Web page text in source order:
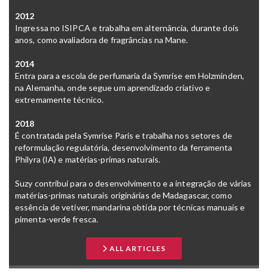
2012
Ingressa no ISIPCA e trabalha em alternância, durante dois
anos, como avaliadora de fragrâncias na Mane.
2014
Entra para a escola de perfumaria da Symrise em Holzminden,
na Alemanha, onde segue um aprendizado criativo e
extremamente técnico.
2018
É contratada pela Symrise Paris e trabalha nos setores de
reformulação regulatória, desenvolvimento da ferramenta
Philyra (IA) e matérias-primas naturais.
Suzy contribui para o desenvolvimento e a integração de várias
matérias-primas naturais originárias de Madagascar, como
essência de vetiver, mandarina obtida por técnicas manuais e
pimenta-verde fresca.
ALL ARTICLES